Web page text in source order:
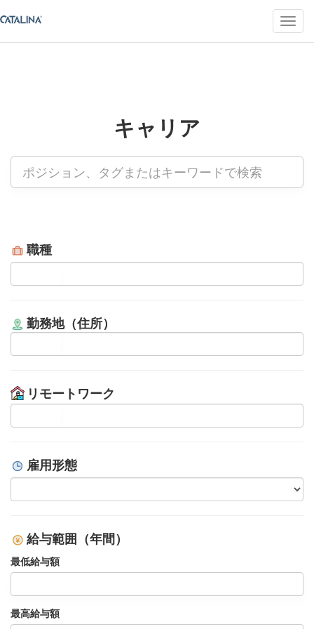
キャリア
職種
勤務地（住所）
リモートワーク
雇用形態
給与範囲（年間）
最低給与額
最高給与額